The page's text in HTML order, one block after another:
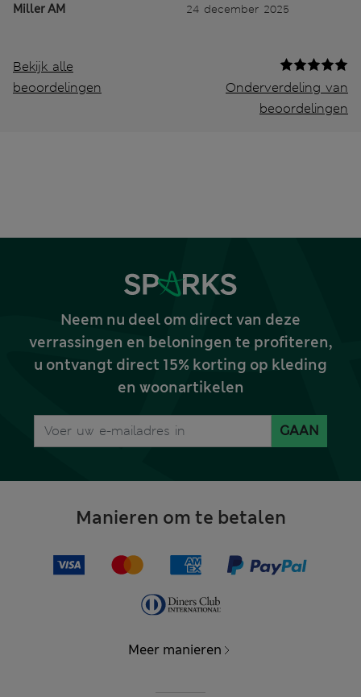
Miller AM 24 december 2025
Bekijk alle
beoordelingen
Onderverdeling van
beoordelingen
Neem nu deel om direct van deze
verrassingen en beloningen te profiteren,
u ontvangt direct 15% korting op kleding
en woonartikelen
GAAN
Manieren om te betalen
Meer manieren